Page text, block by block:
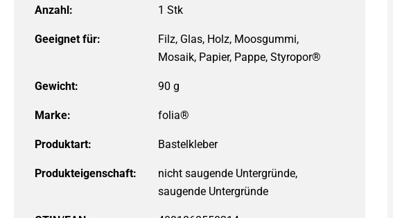
Anzahl:
Geeignet für:
Gewicht:
Marke: folia®
Produktart:
Produkteigenschaft: